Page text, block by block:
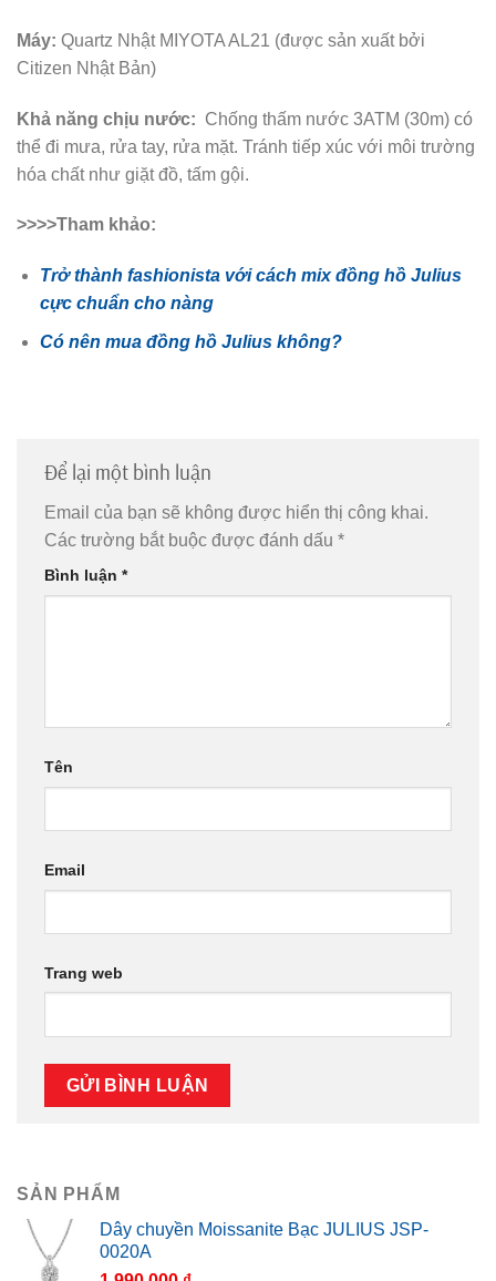
Máy: Quartz Nhật MIYOTA AL21 (được sản xuất bởi
Citizen Nhật Bản)
Khả năng chịu nước: Chống thấm nước 3ATM (30m) có
thể đi mưa, rửa tay, rửa mặt. Tránh tiếp xúc với môi trường
hóa chất như giặt đồ, tấm gội.
>>>>Tham khảo:
Trở thành fashionista với cách mix đồng hồ Julius
cực chuẩn cho nàng
Có nên mua đồng hồ Julius không?
Để lại một bình luận
Email của bạn sẽ không được hiển thị công khai.
Các trường bắt buộc được đánh dấu *
Bình luận *
Tên
Email
Trang web
SẢN PHẨM
Dây chuyền Moissanite Bạc JULIUS JSP-
0020A